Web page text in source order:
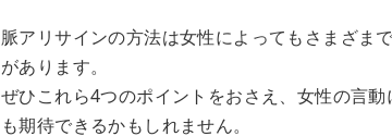
脈アリサインの方法は女性によってもさまざま
があります。
ぜひこれら4つのポイントをおさえ、女性の言
も期待できるかもしれません。